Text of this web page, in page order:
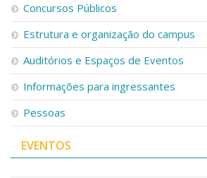
Bibliotecas
Apoio ao Estudante
Segurança, Trânsito e Prevenção
RH, Administrativo e Financeiro
Outros serviços
Comunicação
Assessorias e Mídias
Jornal da USP
Concursos Públicos
Estrutura e organização do campus
Auditórios e Espaços de Eventos
Informações para ingressantes
Pessoas
EVENTOS